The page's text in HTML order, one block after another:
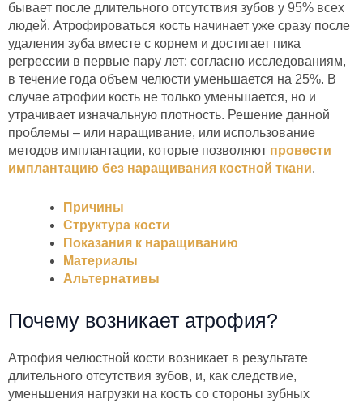
бывает после длительного отсутствия зубов у 95% всех
людей. Атрофироваться кость начинает уже сразу после
удаления зуба вместе с корнем и достигает пика
регрессии в первые пару лет: согласно исследованиям,
в течение года объем челюсти уменьшается на 25%. В
случае атрофии кость не только уменьшается, но и
утрачивает изначальную плотность. Решение данной
проблемы – или наращивание, или использование
методов имплантации, которые позволяют провести
имплантацию без наращивания костной ткани.
Причины
Структура кости
Показания к наращиванию
Материалы
Альтернативы
Почему возникает атрофия?
Атрофия челюстной кости возникает в результате
длительного отсутствия зубов, и, как следствие,
уменьшения нагрузки на кость со стороны зубных